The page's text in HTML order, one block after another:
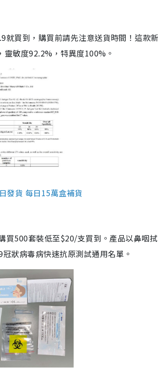
買到，購買前請先注意送貨時間！這款
敏度92.2%，特異度100%。
發貨 每日15萬盒補貨
買500套裝低至$20/支買到。產品以鼻咽
狀病毒病快速抗原測試通用名單。